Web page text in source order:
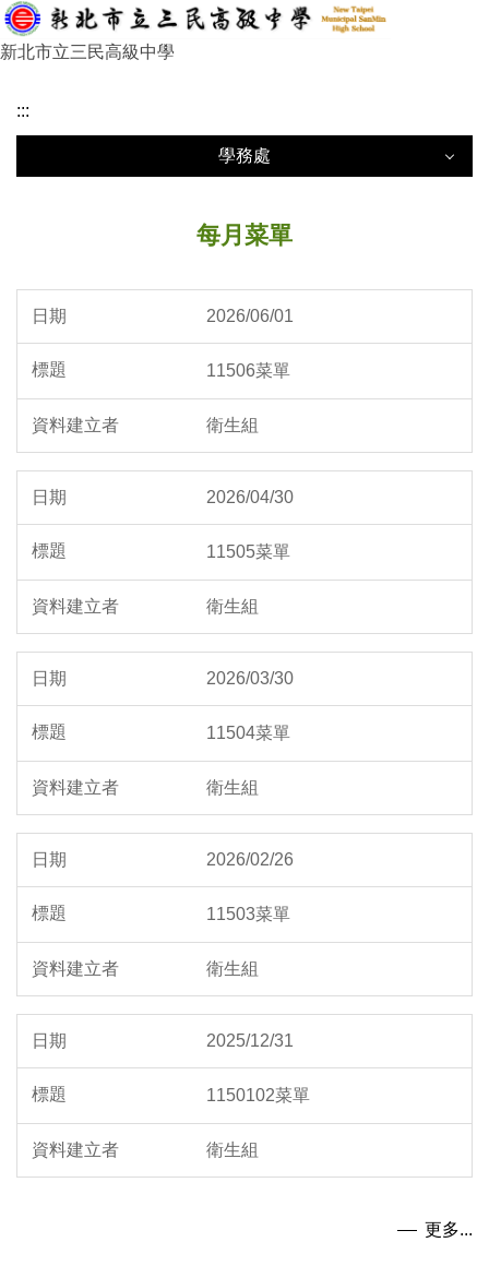
跳
到
內
區
新北市立三民高級中學
:::
學務處
學務處
生教組
體育組
訓育組
衛生組
每日菜色照片
每月菜單
2026/06/01
11506菜單
衛生組
2026/04/30
11505菜單
衛生組
2026/03/30
11504菜單
衛生組
2026/02/26
11503菜單
衛生組
2025/12/31
1150102菜單
衛生組
更多...